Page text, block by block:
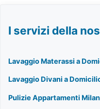
I servizi della
Lavaggio Materassi a
Lavaggio Divani a
Pulizie Appartamenti